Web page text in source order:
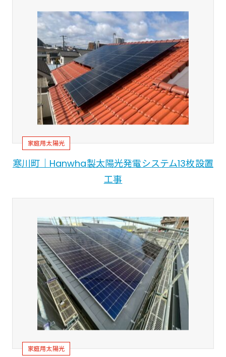
家庭用太陽光
寒川町｜Hanwha製太陽光発電システム13枚設置
工事
家庭用太陽光